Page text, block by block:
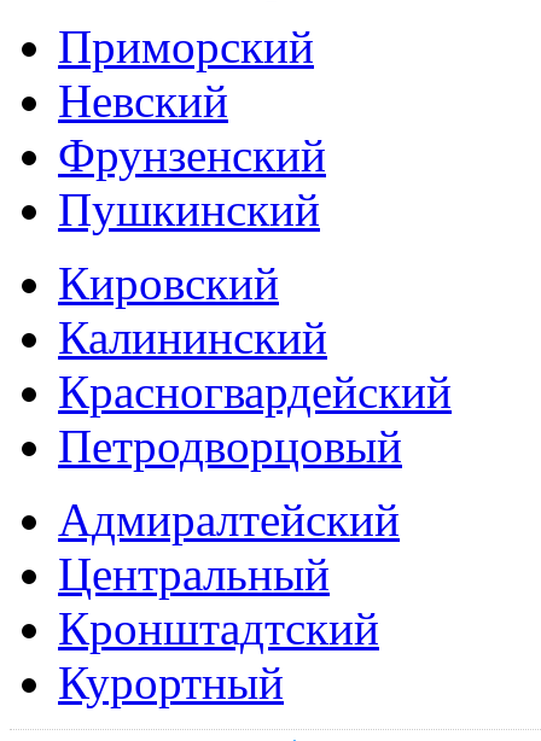
Приморский
Невский
Фрунзенский
Пушкинский
Кировский
Калининский
Красногвардейский
Петродворцовый
Адмиралтейский
Центральный
Кронштадтский
Курортный